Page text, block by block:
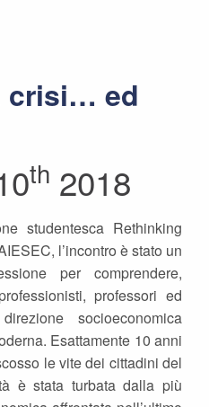
crisi… ed
th 2018
studentesca Rethinking
l’incontro è stato un
per comprendere,
professori ed
socioeconomica
Esattamente 10 anni
le vite dei cittadini del
è stata turbata dalla più